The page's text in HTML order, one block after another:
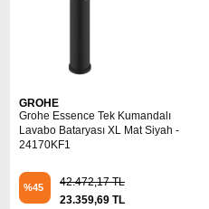
GROHE
Grohe Essence Tek Kumandalı
Lavabo Bataryası XL Mat Siyah -
24170KF1
%45
42.472,17 TL
23.359,69 TL